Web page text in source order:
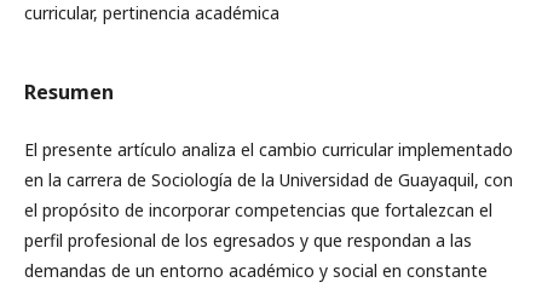
curricular, pertinencia académica
Resumen
El presente artículo analiza el cambio curricular implementado
en la carrera de Sociología de la Universidad de Guayaquil, con
el propósito de incorporar competencias que fortalezcan el
perfil profesional de los egresados y que respondan a las
demandas de un entorno académico y social en constante